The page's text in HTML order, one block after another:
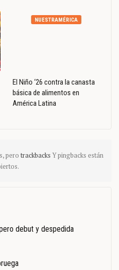
NUESTRAMÉRICA
El Niño ‘26 contra la canasta
básica de alimentos en
América Latina
pero trackbacks Y pingbacks están
debut y despedida